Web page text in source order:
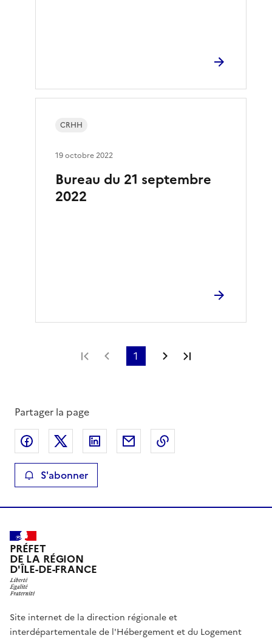
Bureau du 21 septembre
2022
CRHH
19 octobre 2022
Première page
Page précédente
1 Page suivante
Partager la page
Partager sur Facebook
Partager sur XPartager sur LinkedIn
Partager par email
S'abonner
PRÉFET
DE LA RÉGION
D'ÎLE-DE-FRANCE
Site internet de la direction régionale et
interdépartementale de l'Hébergement et du Logement